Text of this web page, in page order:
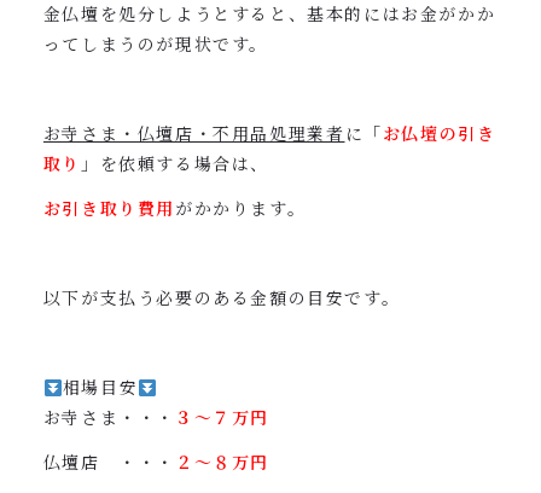
金仏壇を処分しようとすると、基本的にはお金がかか
ってしまうのが現状です。
お寺さま・仏壇店・不用品処理業者 に「お仏壇の引き
取り 」を依頼する場合は、
お引き取り費用 がかかります。
以下が支払う必要のある金額の目安です。
相場目安
お寺さま・・・ ３〜７万円
仏壇店 ・・・ ２〜８万円